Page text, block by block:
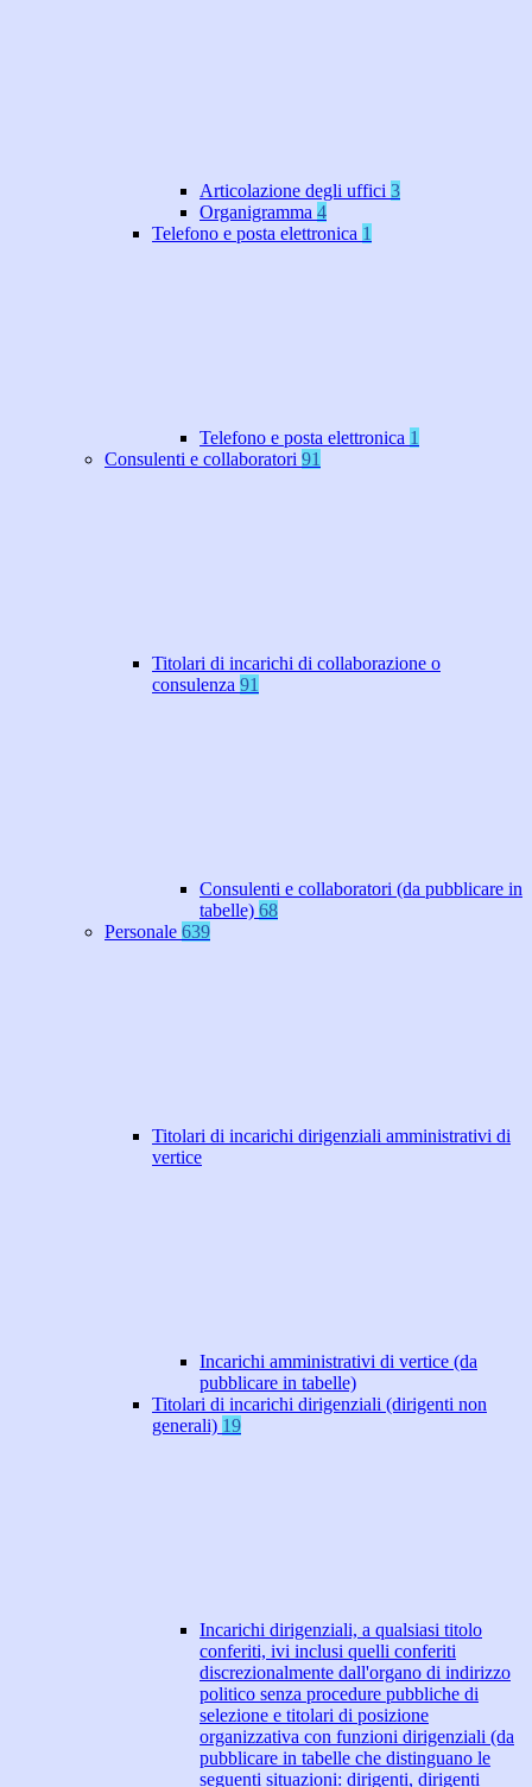
Articolazione degli uffici 3
Organigramma 4
Telefono e posta elettronica 1
Telefono e posta elettronica 1
Consulenti e collaboratori 91
Titolari di incarichi di collaborazione o
consulenza 91
Consulenti e collaboratori (da pubblicare in
tabelle) 68
Personale 639
Titolari di incarichi dirigenziali amministrativi di
vertice
Incarichi amministrativi di vertice (da
pubblicare in tabelle)
Titolari di incarichi dirigenziali (dirigenti non
generali) 19
Incarichi dirigenziali, a qualsiasi titolo
conferiti, ivi inclusi quelli conferiti
discrezionalmente dall'organo di indirizzo
politico senza procedure pubbliche di
selezione e titolari di posizione
organizzativa con funzioni dirigenziali (da
pubblicare in tabelle che distinguano le
seguenti situazioni: dirigenti, dirigenti